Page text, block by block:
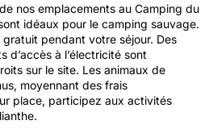
nos emplacements au Camping du
idéaux pour le camping sauvage.
pendant votre séjour. Des
d’accès à l’électricité sont
sur le site. Les animaux de
moyennant des frais
place, participez aux activités